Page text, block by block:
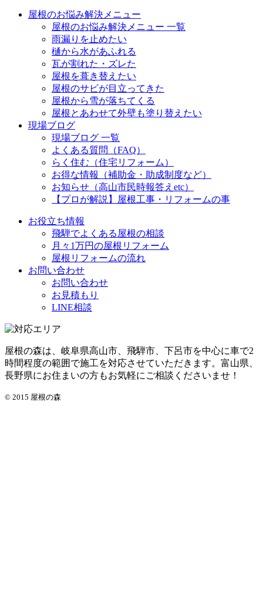
屋根のお悩み解決メニュー
屋根のお悩み解決メニュー 一覧
雨漏りを止めたい
樋から水があふれる
瓦が割れた・ズレた
屋根を葺き替えたい
屋根のサビが目立ってきた
屋根から雪が落ちてくる
屋根とあわせて外壁も塗り替えたい
現場ブログ
現場ブログ 一覧
よくある質問（FAQ）
らく住む（住宅リフォーム）
お得な情報（補助金・助成制度など）
お知らせ（高山市民時報答えetc）
【プロが解説】屋根工事・リフォームの事
お役立ち情報
飛騨でよくある屋根の相談
月々1万円の屋根リフォーム
屋根リフォームの流れ
お問い合わせ
お問い合わせ
お見積もり
LINE相談
屋根の森は、岐阜県高山市、飛騨市、下呂市を中心に車で2
時間程度の範囲で施工を対応させていただきます。富山県、
長野県にお住まいの方もお気軽にご相談くださいませ！
© 2015 屋根の森